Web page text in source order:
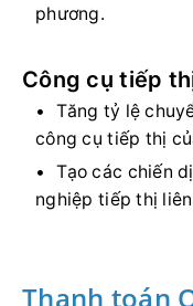
phương.
Công cụ tiếp
Tăng tỷ lệ
công cụ tiếp thị
Tạo các chiến
nghiệp tiếp thị
Thanh toán